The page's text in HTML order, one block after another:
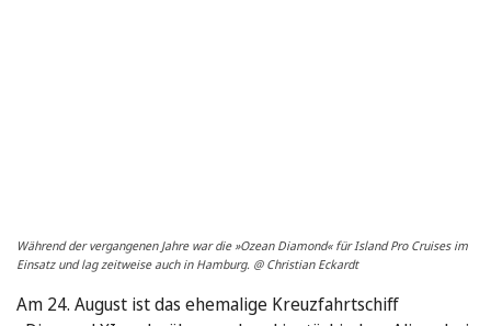
Während der vergangenen Jahre war die »Ozean Diamond« für Island Pro Cruises im
Einsatz und lag zeitweise auch in Hamburg. @ Christian Eckardt
Am 24. August ist das ehemalige Kreuzfahrtschiff